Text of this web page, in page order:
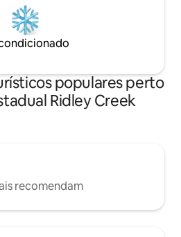
populares perto
Ridley Creek
recomendam